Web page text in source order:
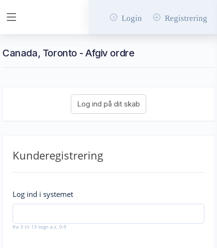
Login Registrering
Canada, Toronto - Afgiv ordre
Kunderegistrering
Log ind i systemet
fra 3 til 13 tegn a-z, 0-9